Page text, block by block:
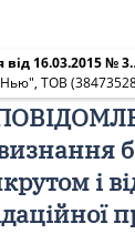
ТОВ
і